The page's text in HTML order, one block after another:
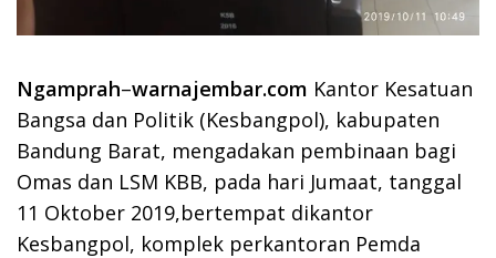
Ngamprah–warnajembar.com Kantor Kesatuan
Bangsa dan Politik (Kesbangpol), kabupaten
Bandung Barat, mengadakan pembinaan bagi
Omas dan LSM KBB, pada hari Jumaat, tanggal
11 Oktober 2019,bertempat dikantor
Kesbangpol, komplek perkantoran Pemda